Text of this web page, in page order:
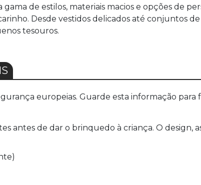
de estilos, materiais macios e opções de
Desde vestidos delicados até conjuntos
tesouros.
europeias. Guarde esta informação
antes de dar o brinquedo à criança. O